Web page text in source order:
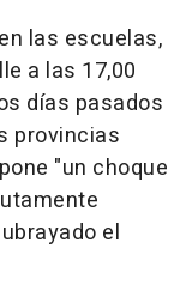
las escuelas,
a las 17,00
días pasados
provincias
"un choque
el